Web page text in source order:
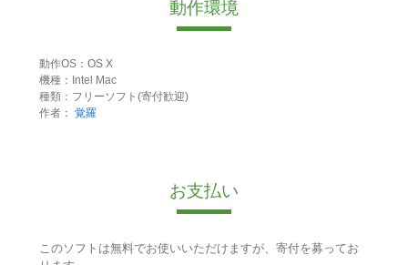
動作環境
動作OS：OS X
機種：Intel Mac
種類：フリーソフト(寄付歓迎)
作者： 覚羅
お支払い
このソフトは無料でお使いいただけますが、寄付を募ってお